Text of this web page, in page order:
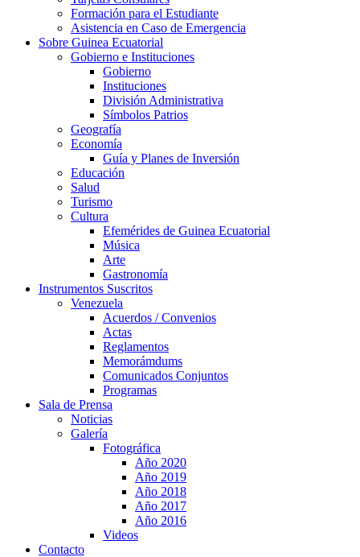
Formación para el Estudiante
Asistencia en Caso de Emergencia
Sobre Guinea Ecuatorial
Gobierno e Instituciones
Gobierno
Instituciones
División Administrativa
Símbolos Patrios
Geografía
Economía
Guía y Planes de Inversión
Educación
Salud
Turismo
Cultura
Efemérides de Guinea Ecuatorial
Música
Arte
Gastronomía
Instrumentos Suscritos
Venezuela
Acuerdos / Convenios
Actas
Reglamentos
Memorámdums
Comunicados Conjuntos
Programas
Sala de Prensa
Noticias
Galería
Fotográfica
Año 2020
Año 2019
Año 2018
Año 2017
Año 2016
Videos
Contacto